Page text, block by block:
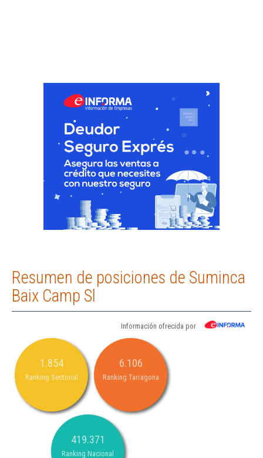
Resumen de posiciones de Suminca
Baix Camp Sl
Información ofrecida por
1.854
Ranking Sectorial
6.106
Ranking Tarragona
419.371
Ranking Nacional